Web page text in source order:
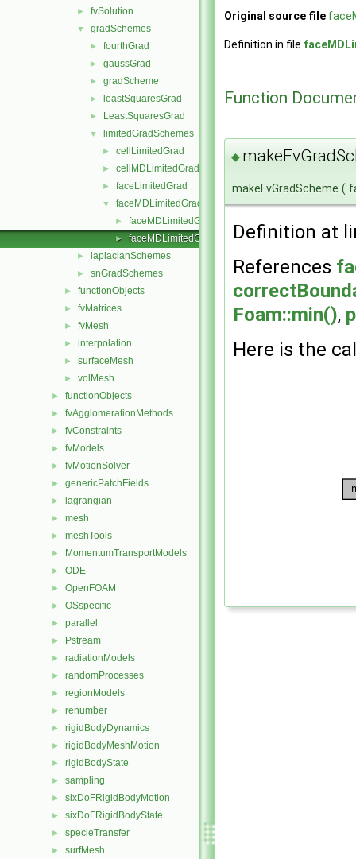
► fvSolution
▼ gradSchemes
► fourthGrad
► gaussGrad
► gradScheme
► leastSquaresGrad
► LeastSquaresGrad
▼ limitedGradSchemes
► cellLimitedGrad
► cellMDLimitedGrad
► faceLimitedGrad
▼ faceMDLimitedGrad
► faceMDLimitedGrad.H
► faceMDLimitedGrads.C
► laplacianSchemes
► snGradSchemes
► functionObjects
► fvMatrices
► fvMesh
► interpolation
► surfaceMesh
► volMesh
► functionObjects
► fvAgglomerationMethods
► fvConstraints
► fvModels
► fvMotionSolver
► genericPatchFields
► lagrangian
► mesh
► meshTools
► MomentumTransportModels
► ODE
► OpenFOAM
► OSspecific
► parallel
► Pstream
► radiationModels
► randomProcesses
► regionModels
► renumber
► rigidBodyDynamics
► rigidBodyMeshMotion
► rigidBodyState
► sampling
► sixDoFRigidBodyMotion
► sixDoFRigidBodyState
► specieTransfer
► surfMesh
Original source file
Definition in file
Function
◆
makeFvGradScheme (
Definition at
References
Foam::min(),
Here is the